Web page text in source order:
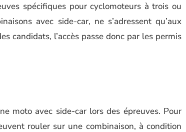
spécifiques pour cyclomoteurs à trois ou
avec side-car, ne s’adressent qu’aux
candidats, l’accès passe donc par les permis
moto avec side-car lors des épreuves. Pour
rouler sur une combinaison, à condition